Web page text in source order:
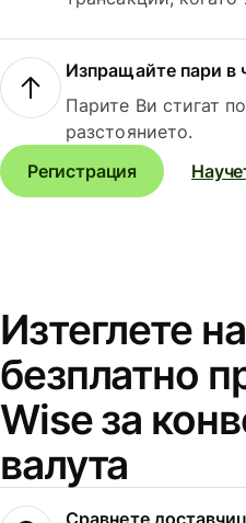
Изпращайте пари в
Парите Ви стигат
разстоянието.
Регистрация
Изтеглете
безплатно
Wise за
валута